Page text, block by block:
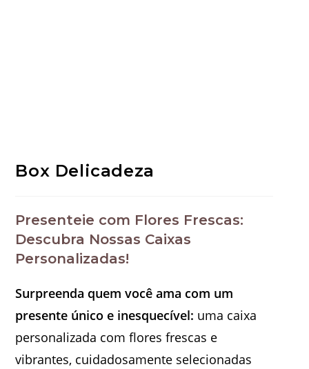
Box Delicadeza
Presenteie com Flores Frescas:
Descubra Nossas Caixas
Personalizadas!
Surpreenda quem você ama com um
presente único e inesquecível: uma caixa
personalizada com flores frescas e
vibrantes, cuidadosamente selecionadas